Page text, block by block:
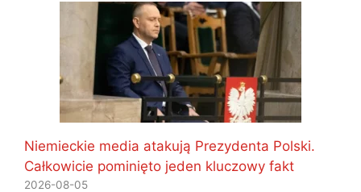
Niemieckie media atakują Prezydenta Polski.
Całkowicie pominięto jeden kluczowy fakt
2026-08-05